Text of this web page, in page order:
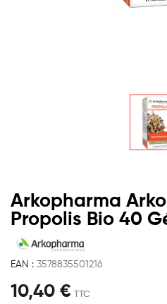
Arkopharma
Propolis Bio 40
EAN : 3578835501216
10,40 € TTC